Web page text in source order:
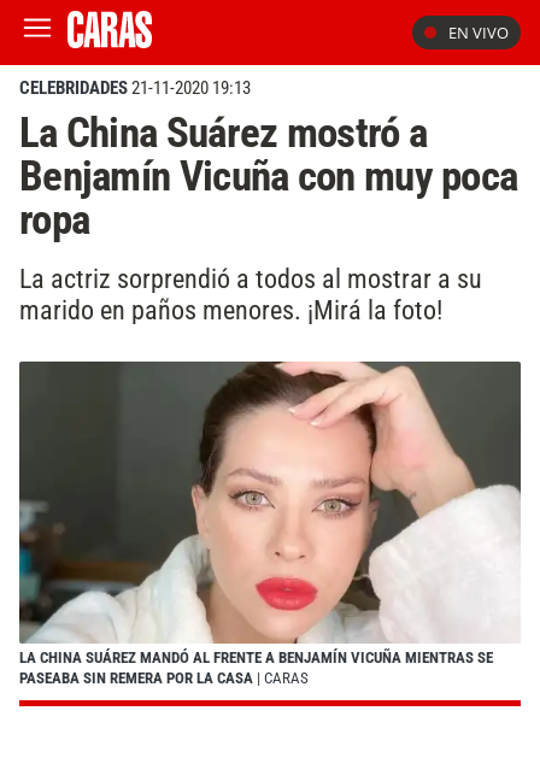
EN VIVO
CELEBRIDADES21-11-2020 19:13
La China Suárez mostró a
Benjamín Vicuña con muy poca
ropa
La actriz sorprendió a todos al mostrar a su
marido en paños menores. ¡Mirá la foto!
LA CHINA SUÁREZ MANDÓ AL FRENTE A BENJAMÍN VICUÑA MIENTRAS SE
PASEABA SIN REMERA POR LA CASA | CARAS